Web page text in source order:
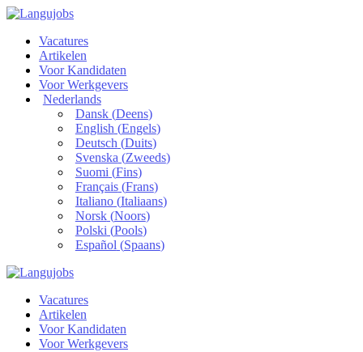
Vacatures
Artikelen
Voor Kandidaten
Voor Werkgevers
Nederlands
Dansk(Deens)
English (Engels)
Deutsch (Duits)
Svenska (Zweeds)
Suomi (Fins)
Français(Frans)
Italiano(Italiaans)
Norsk(Noors)
Polski (Pools)
Español (Spaans)
Vacatures
Artikelen
Voor Kandidaten
Voor Werkgevers